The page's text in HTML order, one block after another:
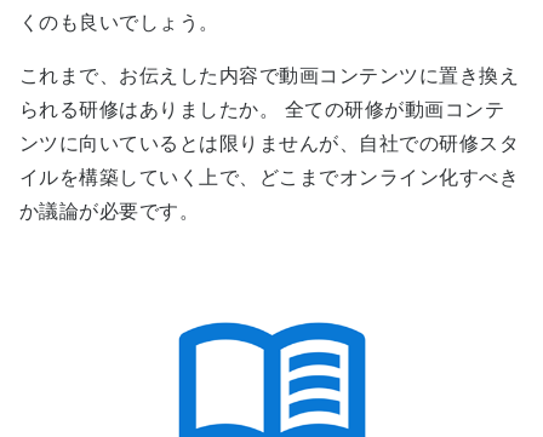
くのも良いでしょう。
これまで、お伝えした内容で動画コンテンツに置き換え
られる研修はありましたか。 全ての研修が動画コンテ
ンツに向いているとは限りませんが、自社での研修スタ
イルを構築していく上で、どこまでオンライン化すべき
か議論が必要です。